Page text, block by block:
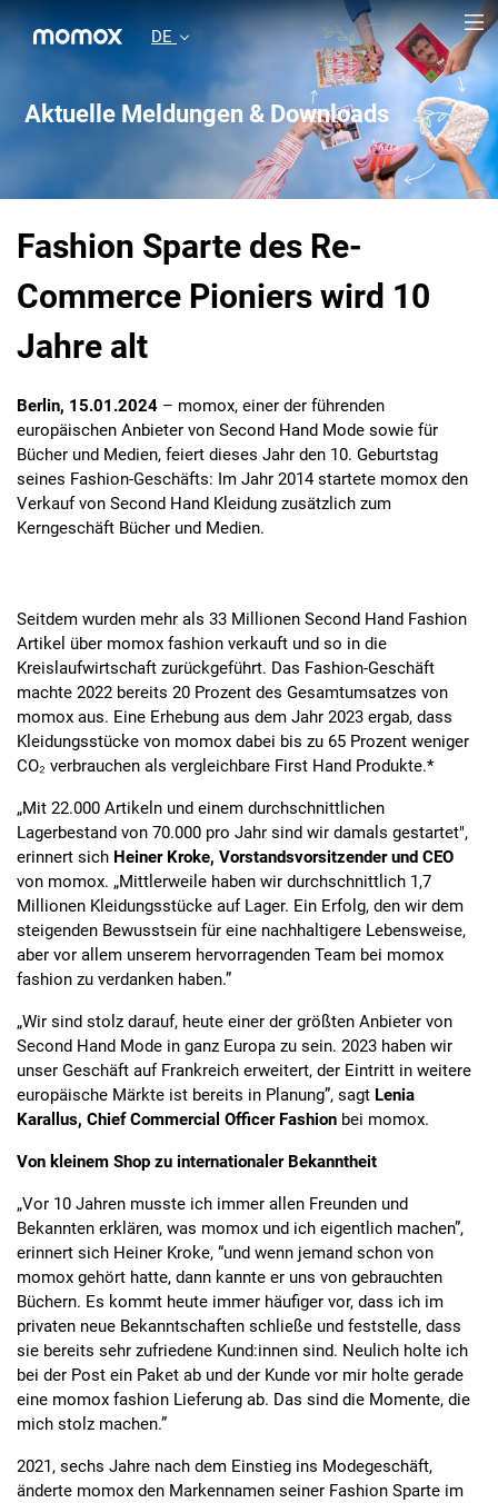
DE
Aktuelle Meldungen & Downloads
Fashion Sparte des Re-
Commerce Pioniers wird 10
Jahre alt
Berlin, 15.01.2024 – momox, einer der führenden
europäischen Anbieter von Second Hand Mode sowie für
Bücher und Medien, feiert dieses Jahr den 10. Geburtstag
seines Fashion-Geschäfts: Im Jahr 2014 startete momox den
Verkauf von Second Hand Kleidung zusätzlich zum
Kerngeschäft Bücher und Medien.
Seitdem wurden mehr als 33 Millionen Second Hand Fashion
Artikel über momox fashion verkauft und so in die
Kreislaufwirtschaft zurückgeführt. Das Fashion-Geschäft
machte 2022 bereits 20 Prozent des Gesamtumsatzes von
momox aus. Eine Erhebung aus dem Jahr 2023 ergab, dass
Kleidungsstücke von momox dabei bis zu 65 Prozent weniger
CO₂ verbrauchen als vergleichbare First Hand Produkte.*
„Mit 22.000 Artikeln und einem durchschnittlichen
Lagerbestand von 70.000 pro Jahr sind wir damals gestartet",
erinnert sich Heiner Kroke, Vorstandsvorsitzender und CEO
von momox. „Mittlerweile haben wir durchschnittlich 1,7
Millionen Kleidungsstücke auf Lager. Ein Erfolg, den wir dem
steigenden Bewusstsein für eine nachhaltigere Lebensweise,
aber vor allem unserem hervorragenden Team bei momox
fashion zu verdanken haben.”
„Wir sind stolz darauf, heute einer der größten Anbieter von
Second Hand Mode in ganz Europa zu sein. 2023 haben wir
unser Geschäft auf Frankreich erweitert, der Eintritt in weitere
europäische Märkte ist bereits in Planung”, sagt Lenia
Karallus, Chief Commercial Officer Fashion bei momox.
Von kleinem Shop zu internationaler Bekanntheit
„Vor 10 Jahren musste ich immer allen Freunden und
Bekannten erklären, was momox und ich eigentlich machen”,
erinnert sich Heiner Kroke, “und wenn jemand schon von
momox gehört hatte, dann kannte er uns von gebrauchten
Büchern. Es kommt heute immer häufiger vor, dass ich im
privaten neue Bekanntschaften schließe und feststelle, dass
sie bereits sehr zufriedene Kund:innen sind. Neulich holte ich
bei der Post ein Paket ab und der Kunde vor mir holte gerade
eine momox fashion Lieferung ab. Das sind die Momente, die
mich stolz machen.”
2021, sechs Jahre nach dem Einstieg ins Modegeschäft,
änderte momox den Markennamen seiner Fashion Sparte im